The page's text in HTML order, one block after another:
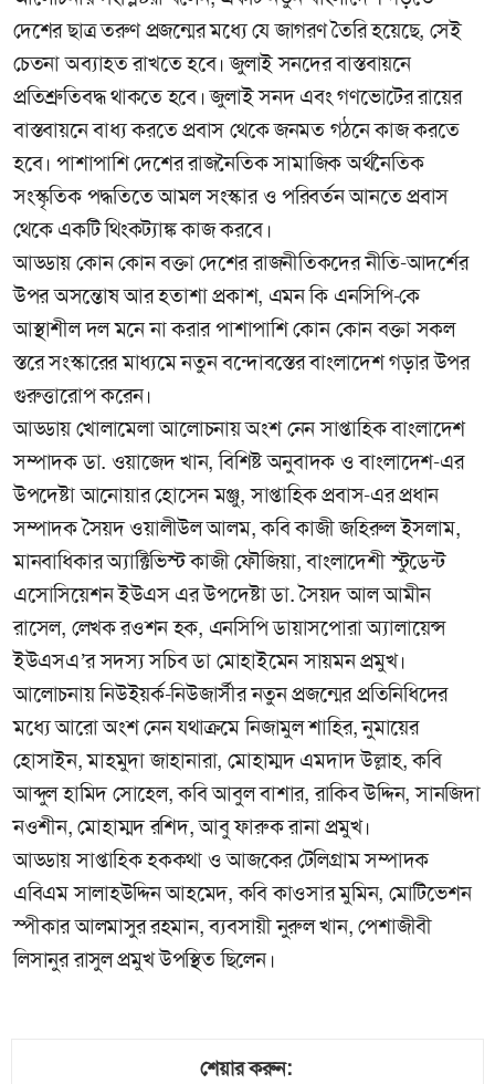
দেশের ছাত্র তরুণ প্রজন্মের মধ্যে যে জাগরণ তৈরি হয়েছে, সেই
চেতনা অব্যাহত রাখতে হবে। জুলাই সনদের বাস্তবায়নে
প্রতিশ্রুতিবদ্ধ থাকতে হবে। জুলাই সনদ এবং গণভোটের রায়ের
বাস্তবায়নে বাধ্য করতে প্রবাস থেকে জনমত গঠনে কাজ করতে
হবে। পাশাপাশি দেশের রাজনৈতিক সামাজিক অর্থনৈতিক
সংস্কৃতিক পদ্ধতিতে আমল সংস্কার ও পরিবর্তন আনতে প্রবাস
থেকে একটি থিংকট্যাঙ্ক কাজ করবে।
আড্ডায় কোন কোন বক্তা দেশের রাজনীতিকদের নীতি-আদর্শের
উপর অসন্তোষ আর হতাশা প্রকাশ, এমন কি এনসিপি-কে
আস্থাশীল দল মনে না করার পাশাপাশি কোন কোন বক্তা সকল
স্তরে সংস্কারের মাধ্যমে নতুন বন্দোবস্তের বাংলাদেশ গড়ার উপর
গুরুত্তারোপ করেন।
আড্ডায় খোলামেলা আলোচনায় অংশ নেন সাপ্তাহিক বাংলাদেশ
সম্পাদক ডা. ওয়াজেদ খান, বিশিষ্ট অনুবাদক ও বাংলাদেশ-এর
উপদেষ্টা আনোয়ার হোসেন মঞ্জু, সাপ্তাহিক প্রবাস-এর প্রধান
সম্পাদক সৈয়দ ওয়ালীউল আলম, কবি কাজী জহিরুল ইসলাম,
মানবাধিকার অ্যাক্টিভিস্ট কাজী ফৌজিয়া, বাংলাদেশী স্টুডেন্ট
এসোসিয়েশন ইউএস এর উপদেষ্টা ডা. সৈয়দ আল আমীন
রাসেল, লেখক রওশন হক, এনসিপি ডায়াসপোরা অ্যালায়েন্স
ইউএসএ’র সদস্য সচিব ডা মোহাইমেন সায়মন প্রমুখ।
আলোচনায় নিউইয়র্ক-নিউজার্সীর নতুন প্রজন্মের প্রতিনিধিদের
মধ্যে আরো অংশ নেন যথাক্রমে নিজামুল শাহির, নুমায়ের
হোসাইন, মাহমুদা জাহানারা, মোহাম্মদ এমদাদ উল্লাহ, কবি
আব্দুল হামিদ সোহেল, কবি আবুল বাশার, রাকিব উদ্দিন, সানজিদা
নওশীন, মোহাম্মদ রশিদ, আবু ফারুক রানা প্রমুখ।
আড্ডায় সাপ্তাহিক হককথা ও আজকের টেলিগ্রাম সম্পাদক
এবিএম সালাহউদ্দিন আহমেদ, কবি কাওসার মুমিন, মোটিভেশন
স্পীকার আলমাসুর রহমান, ব্যবসায়ী নুরুল খান, পেশাজীবী
লিসানুর রাসুল প্রমুখ উপস্থিত ছিলেন।
শেয়ার করুন: